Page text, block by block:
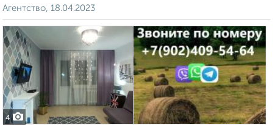
Агентство, 18.04.2023
4